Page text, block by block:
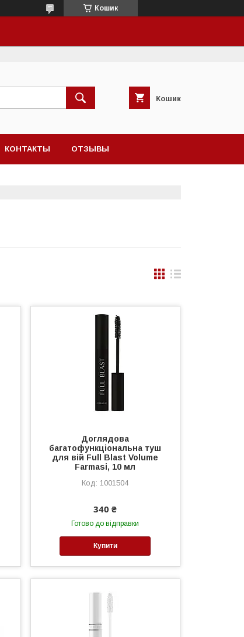
Кошик
Кошик
КОНТАКТЫ ОТЗЫВЫ
Доглядова
багатофункціональна туш
для вій Full Blast Volume
Farmasi, 10 мл
1001504
340 ₴
Готово до відправки
Купити